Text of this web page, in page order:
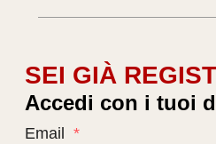
SEI GIÀ
Accedi con i tuoi
Email *